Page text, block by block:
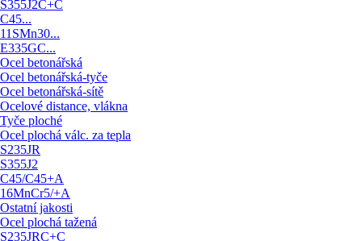
S355J2C+C
C45...
11SMn30...
E335GC...
Ocel betonářská
Ocel betonářská-tyče
Ocel betonářská-sítě
Ocelové distance, vlákna
Tyče ploché
Ocel plochá válc. za tepla
S235JR
S355J2
C45/C45+A
16MnCr5/+A
Ostatní jakosti
Ocel plochá tažená
S235JRC+C